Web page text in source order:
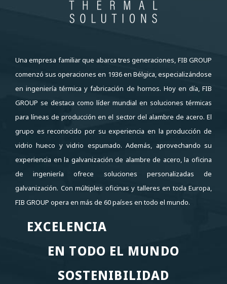
Una empresa familiar que abarca tres generaciones, FIB GROUP
comenzó sus operaciones en 1936 en Bélgica, especializándose
en ingeniería térmica y fabricación de hornos. Hoy en día, FIB
GROUP se destaca como líder mundial en soluciones térmicas
para líneas de producción en el sector del alambre de acero. El
grupo es reconocido por su experiencia en la producción de
vidrio hueco y vidrio espumado. Además, aprovechando su
experiencia en la galvanización de alambre de acero, la oficina
de ingeniería ofrece soluciones personalizadas de
galvanización. Con múltiples oficinas y talleres en toda Europa,
FIB GROUP opera en más de 60 países en todo el mundo.
EXCELENCIA
EXCELENCIA
EN TODO EL MUNDO
EN TODO EL MUNDO
SOSTENIBILIDAD
SOSTENIBILIDAD